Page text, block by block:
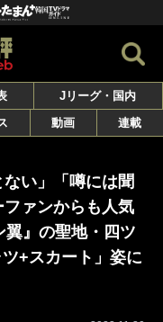
Jリーグ・国内
動画 連載
ない」「噂には聞
ァンからも人気
』の聖地・四ツ
+スカート」姿に